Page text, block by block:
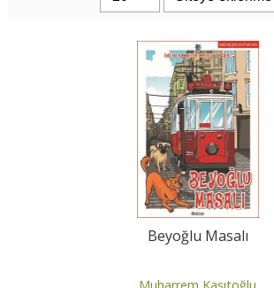
Beyoğlu Masalı